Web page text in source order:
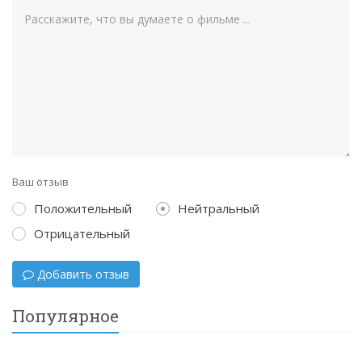
Ваш отзыв
Положительный
Нейтральный
Отрицательный
Добавить отзыв
Популярное